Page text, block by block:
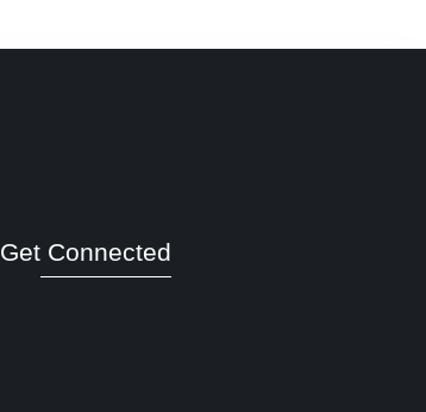
Get Connected